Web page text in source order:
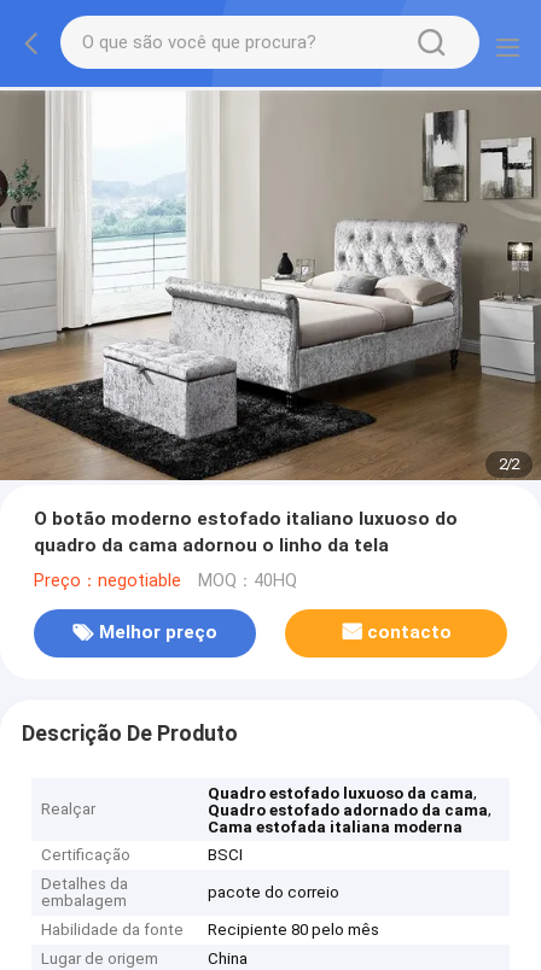
2/2
O botão moderno estofado italiano luxuoso do
quadro da cama adornou o linho da tela
Preço：negotiable MOQ：40HQ
Melhor preço contacto
Descrição De Produto
Realçar
Quadro estofado luxuoso da cama,
Quadro estofado adornado da cama,
Cama estofada italiana moderna
Certificação
BSCI
Detalhes da
embalagem
pacote do correio
Habilidade da fonte
Recipiente 80 pelo mês
Lugar de origem
China